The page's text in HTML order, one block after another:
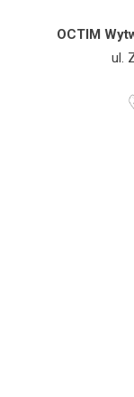
OCTIM
ul.